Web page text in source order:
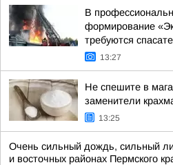
В
формирование
требуются
13:27
Не спешите в
заменители
13:25
Очень сильный дождь, сильный
и восточных районах Пермского